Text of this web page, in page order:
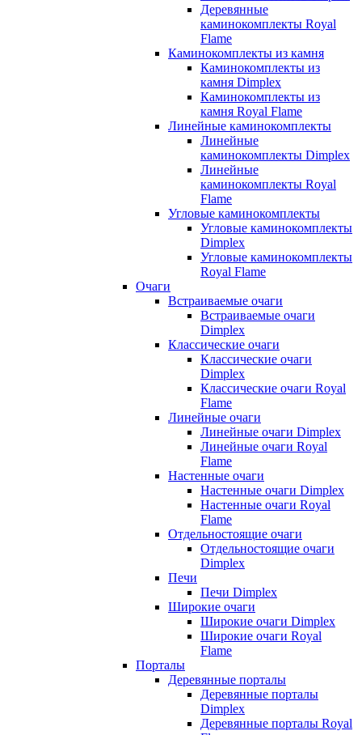
Деревянные
каминокомплекты Royal
Flame
Каминокомплекты из камня
Каминокомплекты из
камня Dimplex
Каминокомплекты из
камня Royal Flame
Линейные каминокомплекты
Линейные
каминокомплекты Dimplex
Линейные
каминокомплекты Royal
Flame
Угловые каминокомплекты
Угловые каминокомплекты
Dimplex
Угловые каминокомплекты
Royal Flame
Очаги
Встраиваемые очаги
Встраиваемые очаги
Dimplex
Классические очаги
Классические очаги
Dimplex
Классические очаги Royal
Flame
Линейные очаги
Линейные очаги Dimplex
Линейные очаги Royal
Flame
Настенные очаги
Настенные очаги Dimplex
Настенные очаги Royal
Flame
Отдельностоящие очаги
Отдельностоящие очаги
Dimplex
Печи
Печи Dimplex
Широкие очаги
Широкие очаги Dimplex
Широкие очаги Royal
Flame
Порталы
Деревянные порталы
Деревянные порталы
Dimplex
Деревянные порталы Royal